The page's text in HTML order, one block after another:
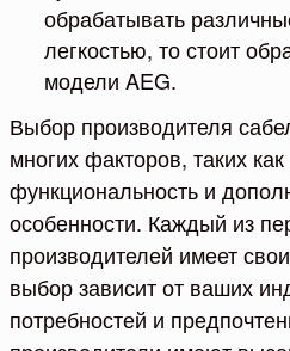
обрабатывать
легкостью, то стоит
модели AEG.
Выбор производителя
многих факторов, таких
функциональность и
особенности. Каждый из
производителей имеет
выбор зависит от ваших
потребностей и